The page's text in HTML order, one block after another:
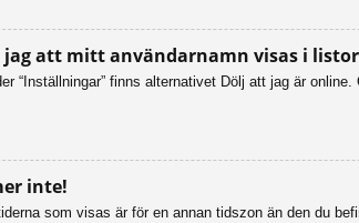
att mitt användarnamn visas i
“Inställningar” finns alternativet Dölj att jag är
inte!
som visas är för en annan tidszon än den du